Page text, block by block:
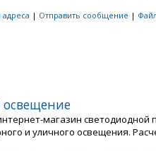
адреса | Отправить сообщение |
освещение
магазин светодиодной
и уличного освещения.